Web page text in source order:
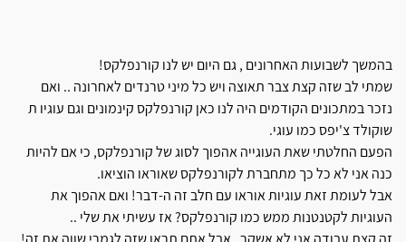
בהמשך לשבועות האחרונים , גם היום יש לנו קורנפלקס!
שמתי לב שזה קצת צבר תאוצה ויש כל מיני טרנדים לאחרונה .. ואם
נזכר במתכונים הקודמים היה לנו כאן קורנפלקס קינמונים וגם עוגיו ת
שוקולד צ'יפס כמו עוגי.
הפעם החלטתי שאת העוגייה אהפוך לסוג של קורנפלקס, כי אם להיות
כנה אני לא כל כך מתחברת לקורנפלקס שאוראו הוציאו.
אבל לעומת זאת עוגיות אוראו עם חלב זה ה-דבר! ואם אהפוך את
העוגיות לקטנטנות ממש כמו קורנפלקס? אז עשיתי את שלי ..